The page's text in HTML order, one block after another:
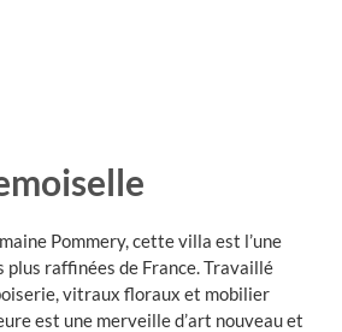
Pommery, cette villa est l’une
raffinées de France. Travaillé
vitraux floraux et mobilier
est une merveille d’art nouveau et